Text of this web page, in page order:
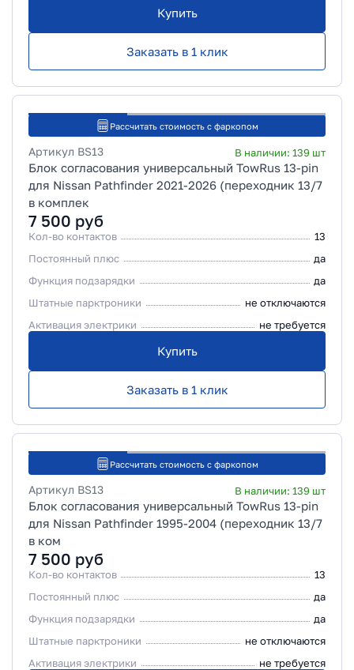
Купить
Заказать в 1 клик
Рассчитать стоимость с фаркопом
Артикул BS13 В наличии: 139 шт
Блок согласования универсальный TowRus 13-pin
для Nissan Pathfinder 2021-2026 (переходник 13/7
в комплек
7 500 руб
Кол-во контактов
13
Постоянный плюс
да
Функция подзарядки
да
Штатные парктроники
не отключаются
Активация электрики
не требуется
Купить
Заказать в 1 клик
Рассчитать стоимость с фаркопом
Артикул BS13 В наличии: 139 шт
Блок согласования универсальный TowRus 13-pin
для Nissan Pathfinder 1995-2004 (переходник 13/7
в ком
7 500 руб
Кол-во контактов
13
Постоянный плюс
да
Функция подзарядки
да
Штатные парктроники
не отключаются
Активация электрики
не требуется